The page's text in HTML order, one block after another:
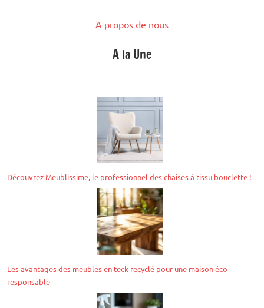
A propos de nous
A la Une
Découvrez Meublissime, le professionnel des chaises à tissu bouclette !
Les avantages des meubles en teck recyclé pour une maison éco-
responsable